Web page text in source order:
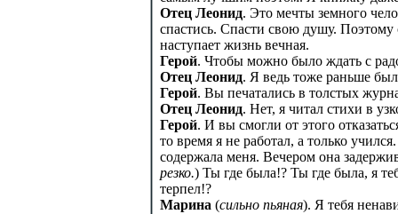
Отец Леонид. Это мечты земного
спастись. Спасти свою душу.
наступает жизнь вечная.
Герой. Чтобы можно было ждать с
Отец Леонид. Я ведь тоже раньше
Герой. Вы печатались в толстых
Отец Леонид. Нет, я читал стихи в
Герой. И вы смогли от этого
то время я не работал, а только
содержала меня. Вечером она
резко.) Ты где была!? Ты где была, я
терпел!?
Марина (сильно пьяная). Я тебя